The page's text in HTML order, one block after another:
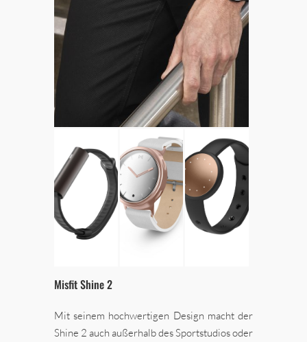
Misfit Shine 2
Mit seinem hochwertigen Design macht der
Shine 2 auch außerhalb des Sportstudios oder